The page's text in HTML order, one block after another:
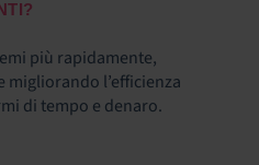
più rapidamente,
l’efficienza
di tempo e denaro.